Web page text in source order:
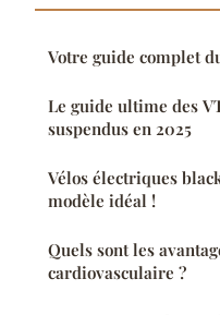
Votre guide complet
Le guide ultime des
suspendus en 2025
Vélos électriques
modèle idéal !
Quels sont les
cardiovasculaire ?